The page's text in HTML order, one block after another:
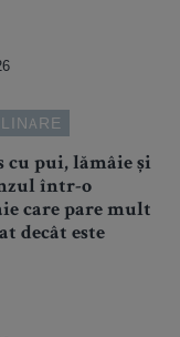
cu pui, lămâie și
într-o
care pare mult
decât este